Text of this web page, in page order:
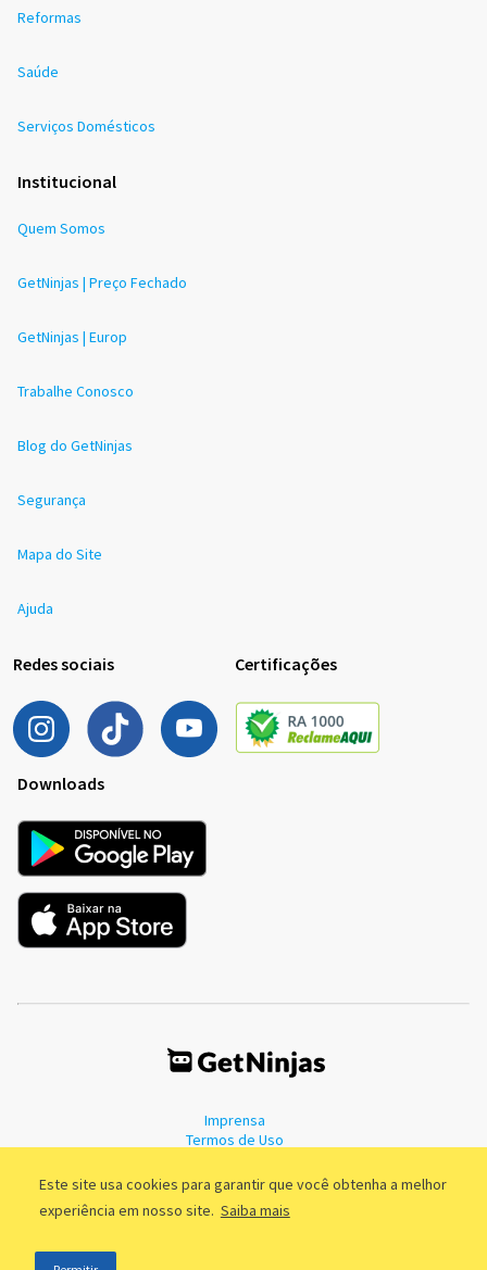
Este site usa cookies para garantir que você obtenha a melhor
experiência em nosso site. Saiba mais
Reformas
Saúde
Serviços Domésticos
Institucional
Quem Somos
GetNinjas | Preço Fechado
GetNinjas | Europ
Trabalhe Conosco
Blog do GetNinjas
Segurança
Mapa do Site
Ajuda
Redes sociais Certificações
Downloads
Imprensa
Termos de Uso
©2011 - 2026, GetNinjas LTDA. CNPJ 55.744.877/0001-89 - Rua Dr.